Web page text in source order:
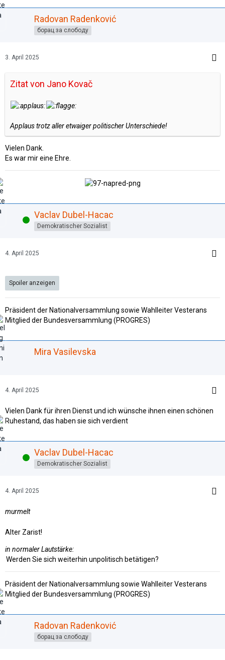
Radovan Radenković
борац за слободу
3. April 2025
Zitat von Jano Kovač
Applaus trotz aller etwaiger politischer Unterschiede!
Vielen Dank.
Es war mir eine Ehre.
Online Vaclav Dubel-Hacac
Demokratischer Sozialist
4. April 2025
Spoiler anzeigen
Präsident der Nationalversammlung sowie Wahlleiter Vesterans
Mitglied der Bundesversammlung (PROGRES)
Mira Vasilevska
4. April 2025
Vielen Dank für ihren Dienst und ich wünsche ihnen einen schönen
Ruhestand, das haben sie sich verdient
Online Vaclav Dubel-Hacac
Demokratischer Sozialist
4. April 2025
murmelt
Alter Zarist!
in normaler Lautstärke:
Werden Sie sich weiterhin unpolitisch betätigen?
Präsident der Nationalversammlung sowie Wahlleiter Vesterans
Mitglied der Bundesversammlung (PROGRES)
Radovan Radenković
борац за слободу